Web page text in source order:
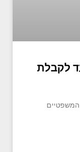
לקבלת
המשפטיים